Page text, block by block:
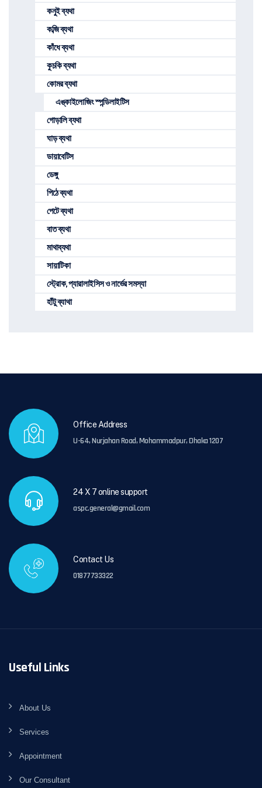
কনুই ব্যথা
কব্জি ব্যথা
কাঁধে ব্যথা
কুচকি ব্যথা
কোমর ব্যথা
এঙ্কাইলোজিং স্পন্ডিলাইটিস
গোড়ালি ব্যথা
ঘাড় ব্যথা
ডায়াবেটিস
ডেঙ্গু
পিঠে ব্যথা
পেটে ব্যথা
বাত ব্যথা
মাথাব্যথা
সায়াটিকা
স্ট্রোক, প্যারালাইসিস ও নার্ভের সমস্যা
হাঁটু ব্যাথা
Office Address
U-64, Nurjahan Road, Mohammadpur, Dhaka 1207
24 X 7 online support
aspc.general@gmail.com
Contact Us
01877733322
Useful Links
About Us
Services
Appointment
Our Consultant